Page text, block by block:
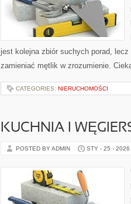
jest kolejna zbiór suchych porad,
zamieniać mętlik w zrozumienie.
CATEGORIES: NIERUCHOMOŚCI
KUCHNIA I
POSTED BY ADMIN STY - 25 - 2026